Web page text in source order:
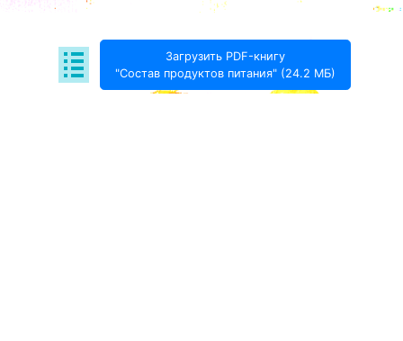
Загрузить PDF-книгу
"Состав продуктов питания" (24.2 МБ)